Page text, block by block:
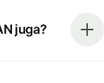
juga?